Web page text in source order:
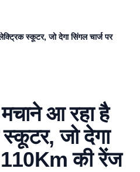
स्कूटर, जो देगा सिंगल चार्ज पर
आ रहा है
जो देगा
110Km की रेंज